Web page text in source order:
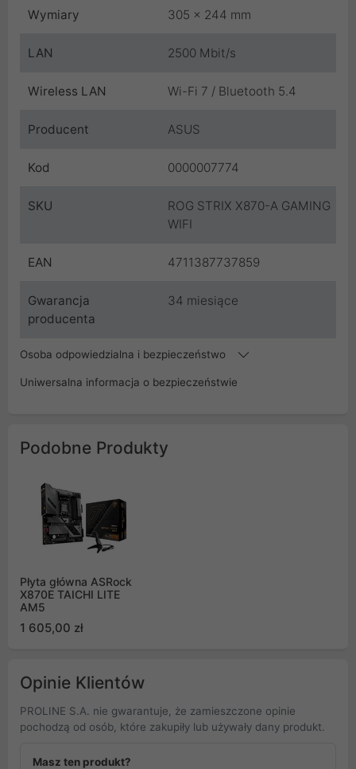
Wymiary 305 x 244 mm
LAN 2500 Mbit/s
Wireless LAN Wi-Fi 7 / Bluetooth 5.4
Producent ASUS
Kod 0000007774
SKU
ROG STRIX X870-A GAMING
WIFI
EAN 4711387737859
Gwarancja
producenta
34 miesiące
Osoba odpowiedzialna i bezpieczeństwo
Uniwersalna informacja o bezpieczeństwie
Podobne Produkty
Płyta główna ASRock
X870E TAICHI LITE
AM5
1 605,00 zł
Opinie Klientów
PROLINE S.A. nie gwarantuje, że zamieszczone opinie
pochodzą od osób, które zakupiły lub używały dany produkt.
Masz ten produkt?